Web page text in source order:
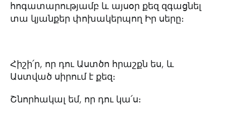
հոգատարությամբ և այսօր քեզ զգացնել
տա կյանքեր փոխակերպող Իր սերը։
Հիշի՛ր, որ դու Աստծո հրաշքն ես, և
Աստված սիրում է քեզ։
Շնորհակալ եմ, որ դու կա՛ս։